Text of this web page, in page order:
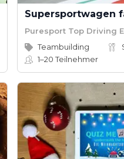
Puresport Top Driving
Teambuilding
1–20Teilnehmer